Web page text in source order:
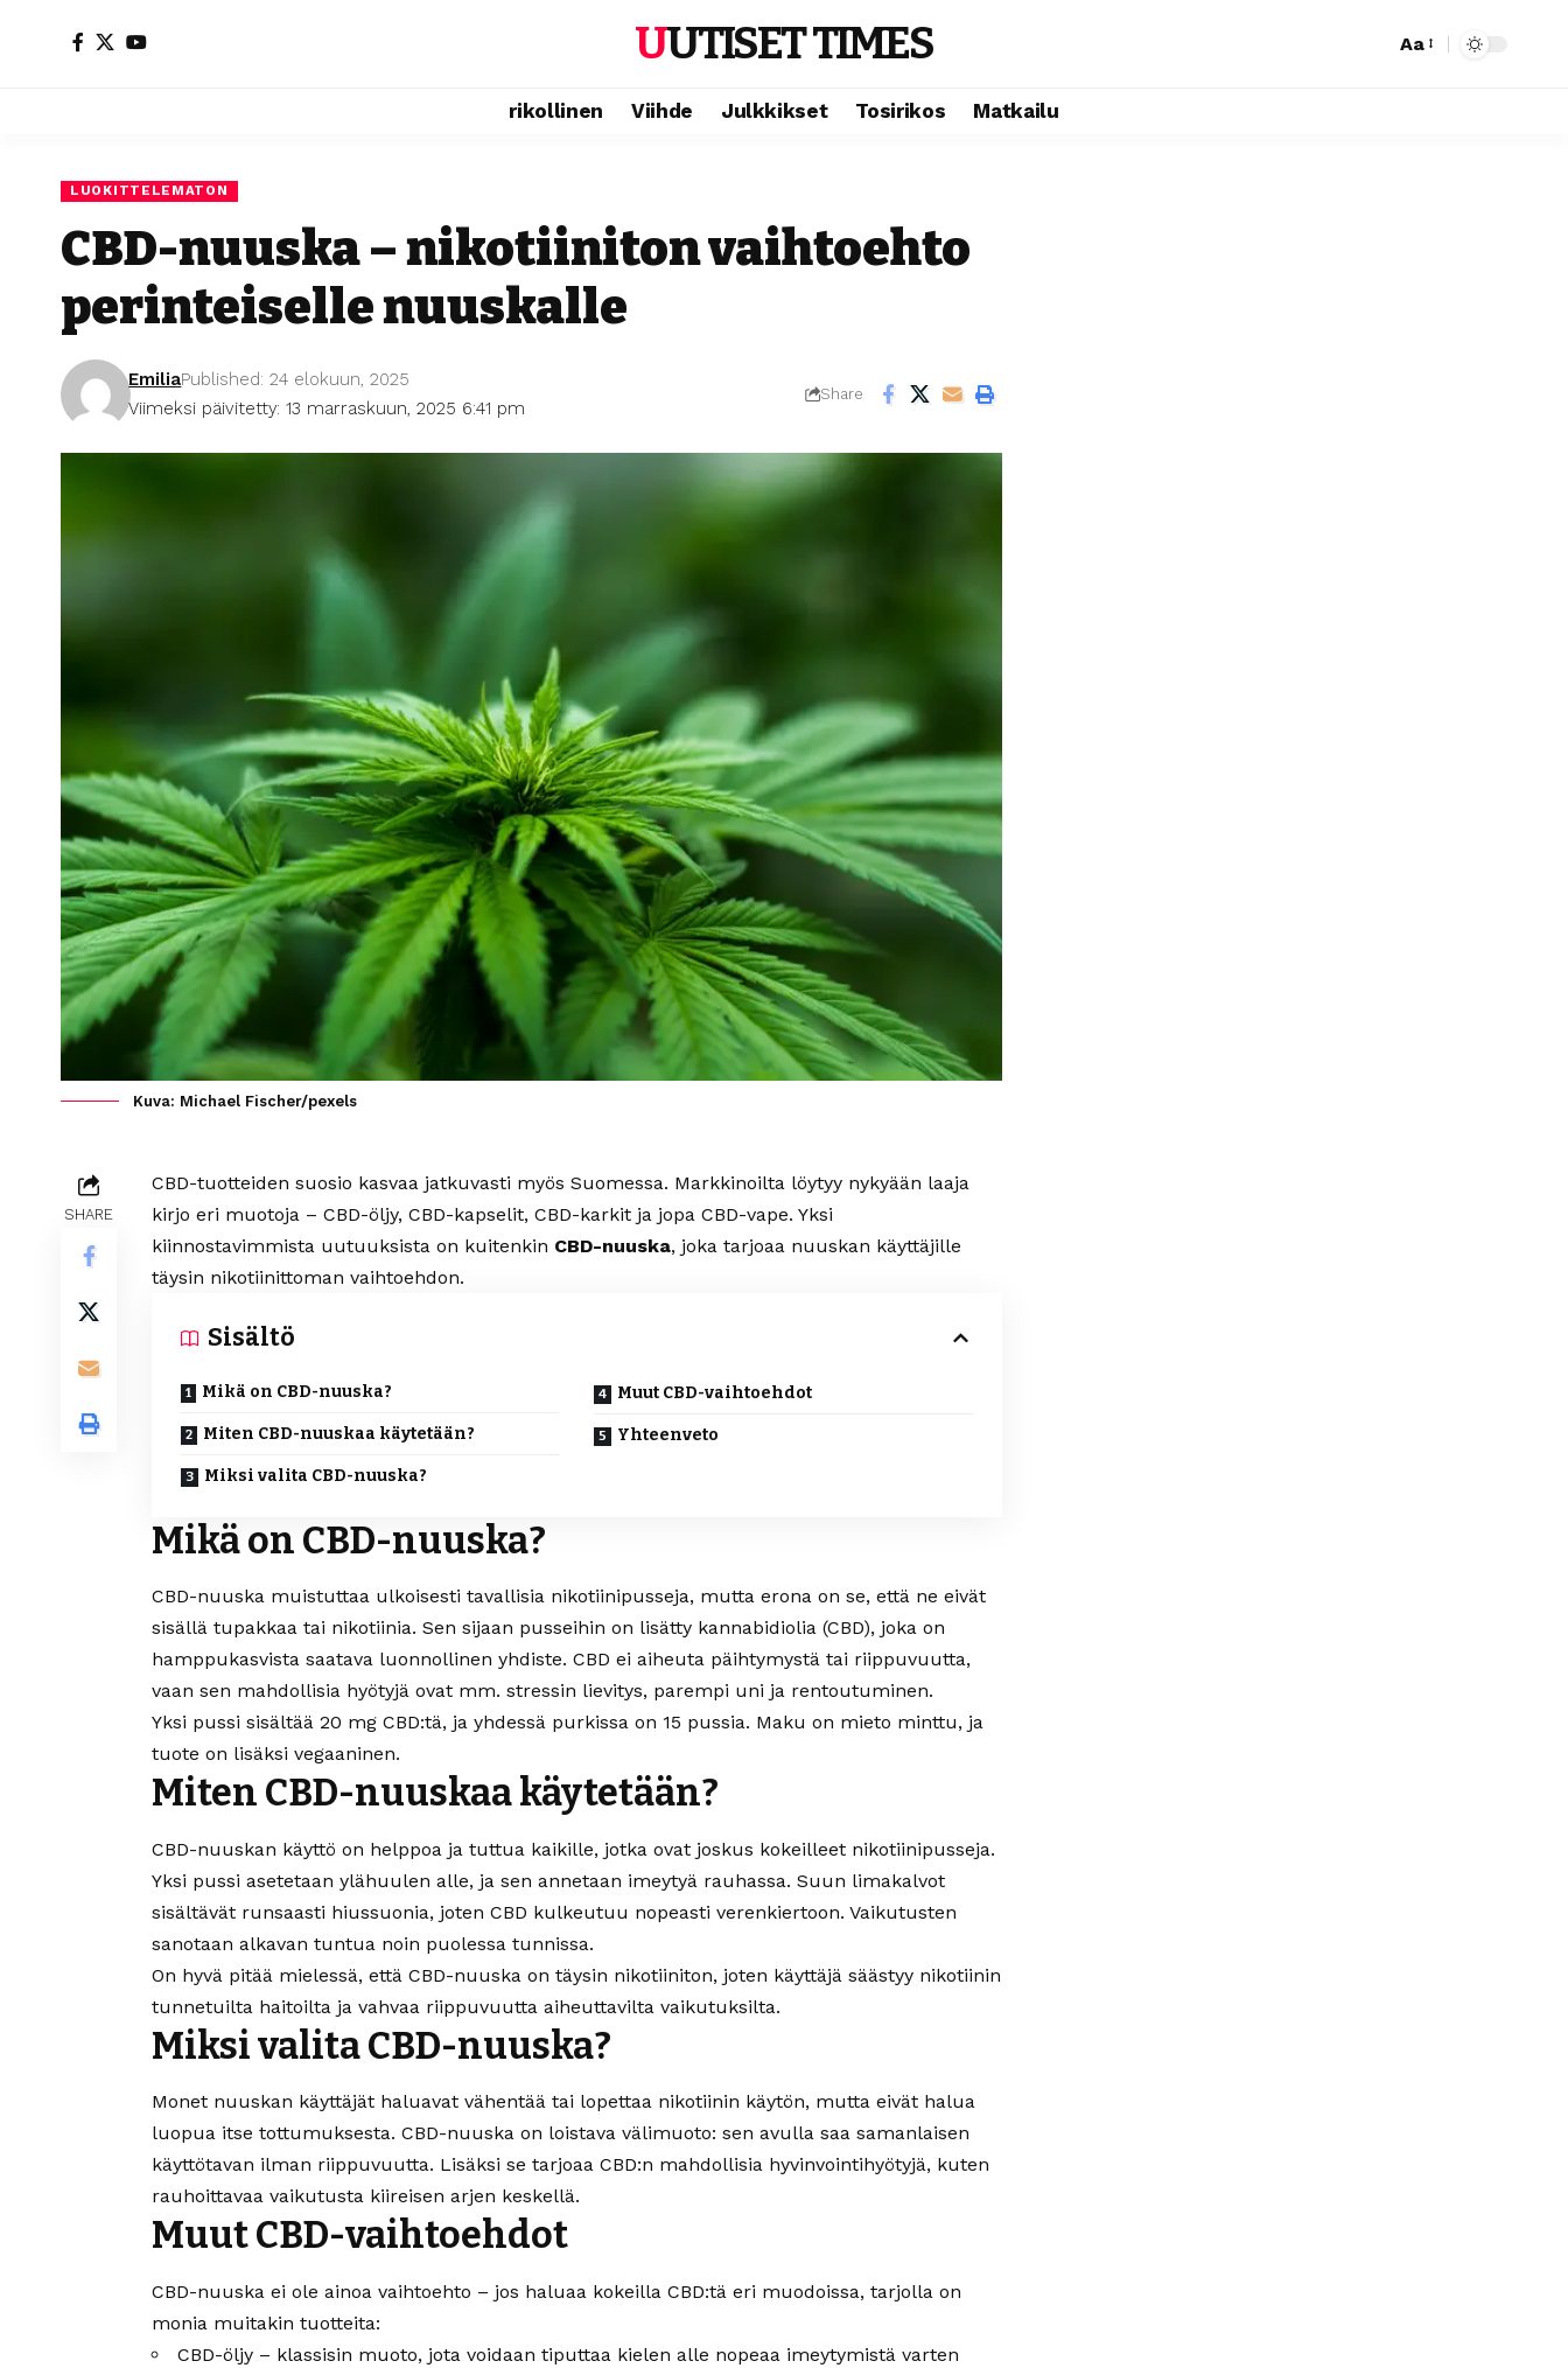
UUTISET TIMES Aa
rikollinen Viihde Julkkikset Tosirikos Matkailu
LUOKITTELEMATON
CBD-nuuska – nikotiiniton vaihtoehto
perinteiselle nuuskalle
Viimeksi päivitetty: 13 marraskuun, 2025 6:41 pm
EmiliaPublished: 24 elokuun, 2025
Share
Kuva: Michael Fischer/pexels
SHARE
CBD-tuotteiden suosio kasvaa jatkuvasti myös Suomessa. Markkinoilta löytyy nykyään laaja
kirjo eri muotoja – CBD-öljy, CBD-kapselit, CBD-karkit ja jopa CBD-vape. Yksi
kiinnostavimmista uutuuksista on kuitenkin CBD-nuuska, joka tarjoaa nuuskan käyttäjille
täysin nikotiinittoman vaihtoehdon.
Sisältö
Mikä on CBD-nuuska?
Miten CBD-nuuskaa käytetään?
Miksi valita CBD-nuuska?
Muut CBD-vaihtoehdot
Yhteenveto
Mikä on CBD-nuuska?
CBD-nuuska muistuttaa ulkoisesti tavallisia nikotiinipusseja, mutta erona on se, että ne eivät
sisällä tupakkaa tai nikotiinia. Sen sijaan pusseihin on lisätty kannabidiolia (CBD), joka on
hamppukasvista saatava luonnollinen yhdiste. CBD ei aiheuta päihtymystä tai riippuvuutta,
vaan sen mahdollisia hyötyjä ovat mm. stressin lievitys, parempi uni ja rentoutuminen.
Yksi pussi sisältää 20 mg CBD:tä, ja yhdessä purkissa on 15 pussia. Maku on mieto minttu, ja
tuote on lisäksi vegaaninen.
Miten CBD-nuuskaa käytetään?
CBD-nuuskan käyttö on helppoa ja tuttua kaikille, jotka ovat joskus kokeilleet nikotiinipusseja.
Yksi pussi asetetaan ylähuulen alle, ja sen annetaan imeytyä rauhassa. Suun limakalvot
sisältävät runsaasti hiussuonia, joten CBD kulkeutuu nopeasti verenkiertoon. Vaikutusten
sanotaan alkavan tuntua noin puolessa tunnissa.
On hyvä pitää mielessä, että CBD-nuuska on täysin nikotiiniton, joten käyttäjä säästyy nikotiinin
tunnetuilta haitoilta ja vahvaa riippuvuutta aiheuttavilta vaikutuksilta.
Miksi valita CBD-nuuska?
Monet nuuskan käyttäjät haluavat vähentää tai lopettaa nikotiinin käytön, mutta eivät halua
luopua itse tottumuksesta. CBD-nuuska on loistava välimuoto: sen avulla saa samanlaisen
käyttötavan ilman riippuvuutta. Lisäksi se tarjoaa CBD:n mahdollisia hyvinvointihyötyjä, kuten
rauhoittavaa vaikutusta kiireisen arjen keskellä.
Muut CBD-vaihtoehdot
CBD-nuuska ei ole ainoa vaihtoehto – jos haluaa kokeilla CBD:tä eri muodoissa, tarjolla on
monia muitakin tuotteita:
CBD-öljy – klassisin muoto, jota voidaan tiputtaa kielen alle nopeaa imeytymistä varten